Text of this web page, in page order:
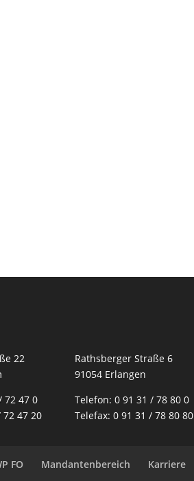
22
72 47 0
72 47 20
Rathsberger Straße 6
91054 Erlangen
Telefon: 0 91 31 / 78 80 0
Telefax: 0 91 31 / 78 80 80
FO Mandantenbereich Karriere